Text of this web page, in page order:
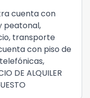
cuenta con
peatonal,
transporte
con piso de
DE ALQUILER